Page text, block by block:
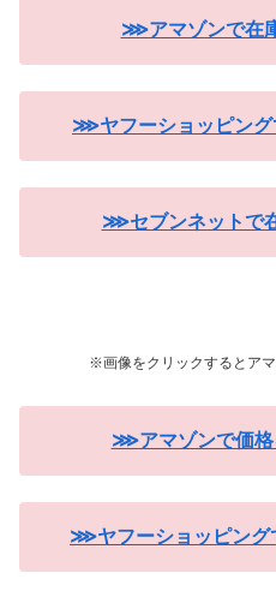
⋙アマゾンで在
⋙ヤフーショッピング
⋙セブンネットで
※画像をクリックするとア
⋙アマゾンで価格
⋙ヤフーショッピング